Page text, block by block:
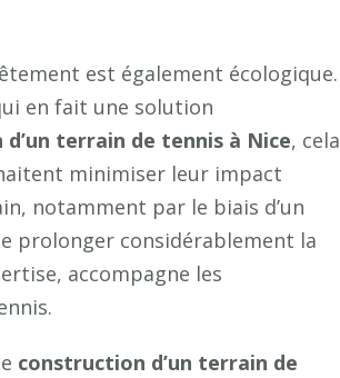
est également écologique.
en fait une solution
terrain de tennis à Nice, cela
minimiser leur impact
notamment par le biais d’un
prolonger considérablement la
accompagne les
construction d’un terrain de